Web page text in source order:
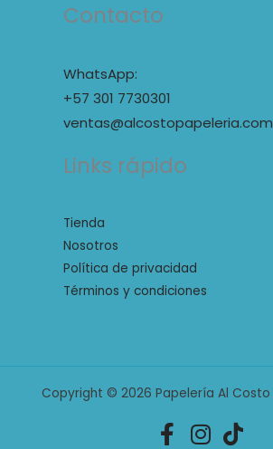
Contacto
WhatsApp:
+57 301 7730301
ventas@alcostopapeleria.com
Links rápido
Tienda
Nosotros
Política de privacidad
Términos y condiciones
Copyright © 2026 Papelería Al Costo